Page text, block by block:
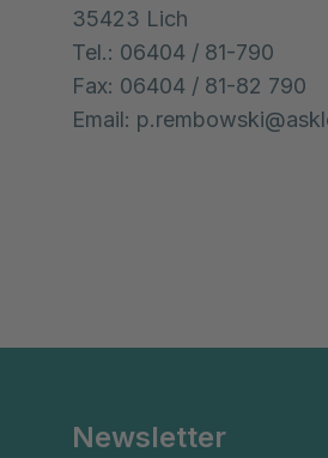
35423 Lich
Tel.: 06404 / 81-790
Fax: 06404 / 81-82 790
Email:
Newsletter